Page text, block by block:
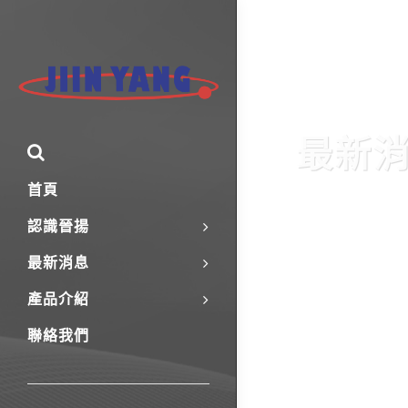
首頁
認識晉揚
最新消息
產品介紹
聯絡我們
最新